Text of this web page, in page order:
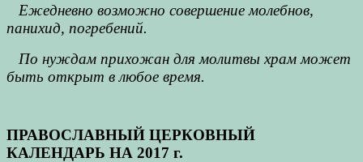
Ежедневно возможно совершение молебнов,
панихид, погребений.
По нуждам прихожан для молитвы храм может
быть открыт в любое время.
ПРАВОСЛАВНЫЙ ЦЕРКОВНЫЙ
КАЛЕНДАРЬ НА 2017 г.